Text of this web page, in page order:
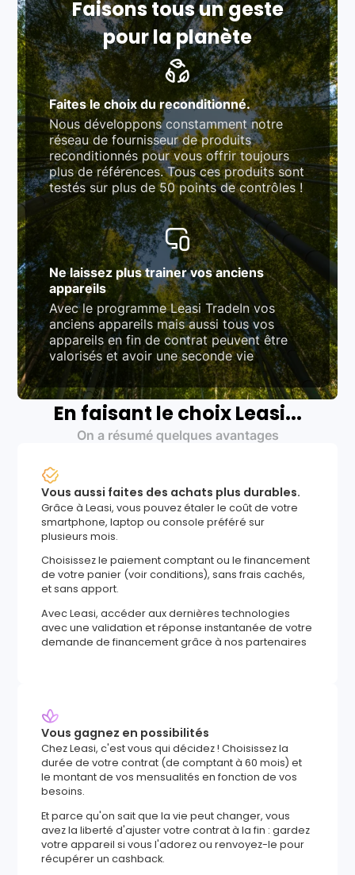
Faisons tous un geste
pour la planète
Faites le choix du reconditionné.
Nous développons constamment notre
réseau de fournisseur de produits
reconditionnés pour vous offrir toujours
plus de références. Tous ces produits sont
testés sur plus de 50 points de contrôles !
Ne laissez plus trainer vos anciens
appareils
Avec le programme Leasi TradeIn vos
anciens appareils mais aussi tous vos
appareils en fin de contrat peuvent être
valorisés et avoir une seconde vie
En faisant le choix Leasi...
On a résumé quelques avantages
Vous aussi faites des achats plus durables.
Grâce à Leasi, vous pouvez étaler le coût de votre
smartphone, laptop ou console préféré sur
plusieurs mois.
Choisissez le paiement comptant ou le financement
de votre panier (voir conditions), sans frais cachés,
et sans apport.
Avec Leasi, accéder aux dernières technologies
avec une validation et réponse instantanée de votre
demande de financement grâce à nos partenaires
Vous gagnez en possibilités
Chez Leasi, c'est vous qui décidez ! Choisissez la
durée de votre contrat (de comptant à 60 mois) et
le montant de vos mensualités en fonction de vos
besoins.
Et parce qu'on sait que la vie peut changer, vous
avez la liberté d'ajuster votre contrat à la fin : gardez
votre appareil si vous l'adorez ou renvoyez-le pour
récupérer un cashback.